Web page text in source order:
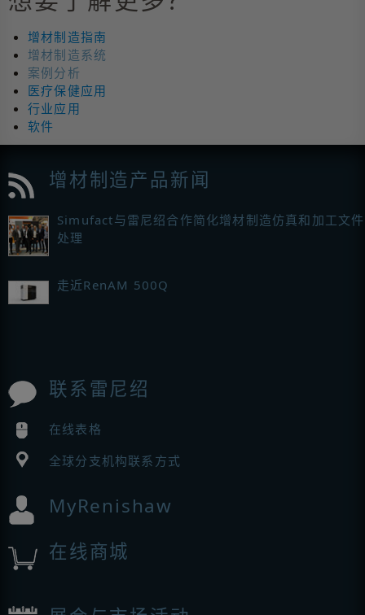
增材制造指南
增材制造系统
案例分析
医疗保健应用
行业应用
软件
增材制造产品新闻
Simufact与雷尼绍合作简化增材制造仿真和加工文件
处理
走近RenAM 500Q
联系雷尼绍
在线表格
全球分支机构联系方式
MyRenishaw
在线商城